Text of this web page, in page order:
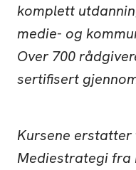
komplett
medie- og
Over 700
sertifisert
Kursene erstatter
Mediestrategi fra